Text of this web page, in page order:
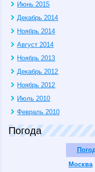
Июнь 2015
Декабрь 2014
Ноябрь 2014
Август 2014
Ноябрь 2013
Декабрь 2012
Ноябрь 2012
Июль 2010
Февраль 2010
Погода
Москва